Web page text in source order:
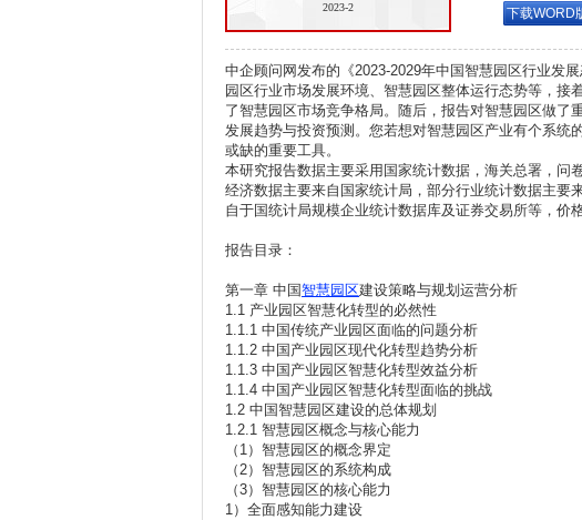
2023-2 下载WORD
中企顾问网发布的《2023-2029年中国智慧园区行业发
园区行业市场发展环境、智慧园区整体运行态势等，接
了智慧园区市场竞争格局。随后，报告对智慧园区做了
发展趋势与投资预测。您若想对智慧园区产业有个系统
或缺的重要工具。
本研究报告数据主要采用国家统计数据，海关总署，问
经济数据主要来自国家统计局，部分行业统计数据主要
自于国统计局规模企业统计数据库及证券交易所等，价
报告目录：
第一章 中国智慧园区建设策略与规划运营分析
1.1 产业园区智慧化转型的必然性
1.1.1 中国传统产业园区面临的问题分析
1.1.2 中国产业园区现代化转型趋势分析
1.1.3 中国产业园区智慧化转型效益分析
1.1.4 中国产业园区智慧化转型面临的挑战
1.2 中国智慧园区建设的总体规划
1.2.1 智慧园区概念与核心能力
（1）智慧园区的概念界定
（2）智慧园区的系统构成
（3）智慧园区的核心能力
1）全面感知能力建设